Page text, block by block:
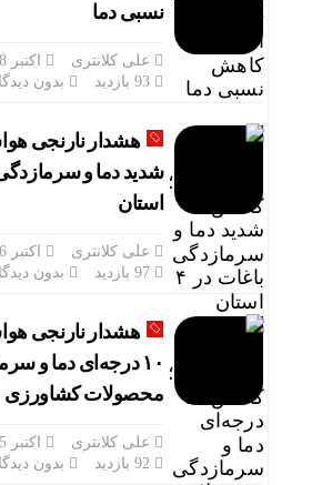
نسبی دما
علی کلانتری
اکتبر 18, 2025
بدون
هشدار نارنجی
استان
علی کلانتری
اکتبر 6, 2025
بدون
هشدار نارنجی
۱۰ درجه‌ای دما و
محصولات کشاورزی
علی کلانتری
اکتبر 5, 2025
بدون